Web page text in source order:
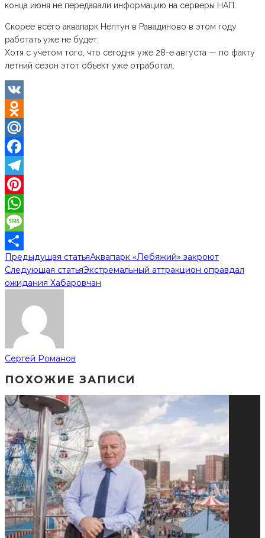
конца июня не передавали информацию на серверы НАП.
Скорее всего аквапарк Нептун в Равадиново в этом году
работать уже не будет.
Хотя с учетом того, что сегодня уже 28-е августа — по факту
летний сезон этот объект уже отработал.
VK
Odnoklassniki
Mail.Ru
Facebook
Telegram
Pinterest
WhatsApp
Message
Отправить
Предыдущая статьяАквапарк «Лебяжий» закроют
Следующая статьяЭкстремальный аттракцион оправдал
ожидания Хабаровчан
Сергей Романов
ПОХОЖИЕ ЗАПИСИ